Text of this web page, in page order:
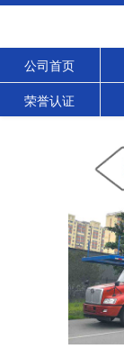
公司首页
荣誉认证